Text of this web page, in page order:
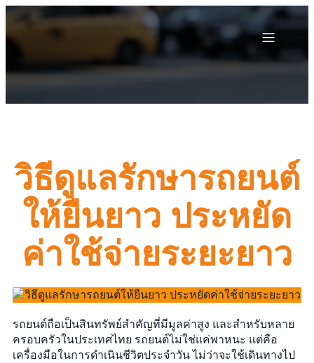
วิธีดูแลรักษารถยนต์
ให้ยืนยาว ประหยัด
ค่าใช้จ่ายระยะยาว
รถยนต์ถือเป็นสินทรัพย์สำคัญที่มีมูลค่าสูง และสำหรับหลาย
ครอบครัวในประเทศไทย รถยนต์ไม่ใช่แค่พาหนะ แต่คือ
เครื่องมือในการดำเนินชีวิตประจำวัน ไม่ว่าจะใช้เดินทางไป